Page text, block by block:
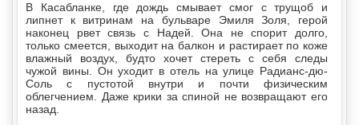
В Касабланке, где дождь смывает смог с трущоб и
липнет к витринам на бульваре Эмиля Золя, герой
наконец рвет связь с Надей. Она не спорит долго,
только смеется, выходит на балкон и растирает по коже
влажный воздух, будто хочет стереть с себя следы
чужой вины. Он уходит в отель на улице Радианс-дю-
Соль с пустотой внутри и почти физическим
облегчением. Даже крики за спиной не возвращают его
назад.